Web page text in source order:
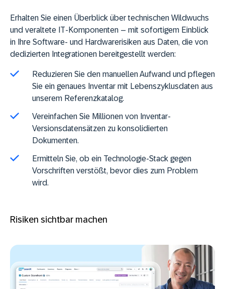
Erhalten Sie einen Überblick über technischen Wildwuchs
und veraltete IT-Komponenten – mit sofortigem Einblick
in Ihre Software- und Hardwarerisiken aus Daten, die von
dedizierten Integrationen bereitgestellt werden:
Reduzieren Sie den manuellen Aufwand und pflegen
Sie ein genaues Inventar mit Lebenszyklusdaten aus
unserem Referenzkatalog.
Vereinfachen Sie Millionen von Inventar-
Versionsdatensätzen zu konsolidierten
Dokumenten.
Ermitteln Sie, ob ein Technologie-Stack gegen
Vorschriften verstößt, bevor dies zum Problem
wird.
Risiken sichtbar machen